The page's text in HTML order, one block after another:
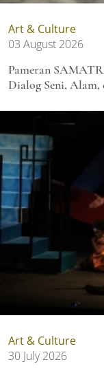
Art & Culture
03 August 2026
Pameran
Dialog Seni, Alam,
Art & Culture
30 July 2026